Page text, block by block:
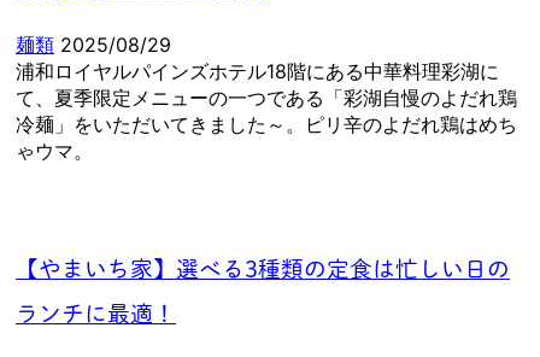
麺類 2025/08/29
浦和ロイヤルパインズホテル18階にある中華料理彩湖に
て、夏季限定メニューの一つである「彩湖自慢のよだれ鶏
冷麺」をいただいてきました～。ピリ辛のよだれ鶏はめち
ゃウマ。
【やまいち家】選べる3種類の定食は忙しい日の
ランチに最適！